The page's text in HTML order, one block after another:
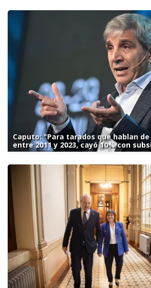
Caputo: "Para tarados que hablan
entre 2011 y 2023, cayó 10% con